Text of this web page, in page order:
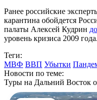
Ранее российские
карантина обойдется
палаты Алексей Кудрин
уровень кризиса 2009 года.
Теги:
МВФ ВВП Убытки
Новости по теме:
Туры на Дальний Восток